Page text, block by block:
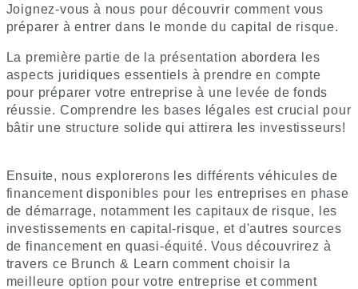
Joignez-vous à nous pour découvrir comment vous
préparer à entrer dans le monde du capital de risque.
La première partie de la présentation abordera les
aspects juridiques essentiels à prendre en compte
pour préparer votre entreprise à une levée de fonds
réussie. Comprendre les bases légales est crucial pour
bâtir une structure solide qui attirera les investisseurs!
Ensuite, nous explorerons les différents véhicules de
financement disponibles pour les entreprises en phase
de démarrage, notamment les capitaux de risque, les
investissements en capital-risque, et d'autres sources
de financement en quasi-équité. Vous découvrirez à
travers ce Brunch & Learn comment choisir la
meilleure option pour votre entreprise et comment